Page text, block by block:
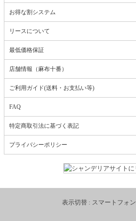
お得な割システム
リースについて
最低価格保証
店舗情報（麻布十番）
ご利用ガイド(送料・お支払い等)
FAQ
特定商取引法に基づく表記
プライバシーポリシー
表示切替 : スマートフォン